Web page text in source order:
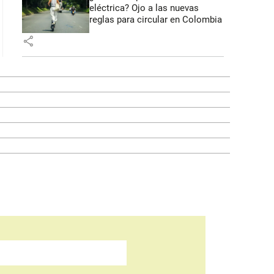
eléctrica? Ojo a las nuevas
reglas para circular en Colombia
share